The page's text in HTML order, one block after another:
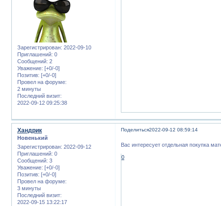
Зарегистрирован: 2022-09-10
Приглашений: 0
Сообщений: 2
Уважение: [+0/-0]
Позитив: [+0/-0]
Провел на форуме:
2 минуты
Последний визит:
2022-09-12 09:25:38
Поделиться2022-09-12 08:59:14
Хандрик
Новенький
Зарегистрирован: 2022-09-12
Приглашений: 0
Сообщений: 3
Уважение: [+0/-0]
Позитив: [+0/-0]
Провел на форуме:
3 минуты
Последний визит:
2022-09-15 13:22:17
Вас интересует отдельная покупка
0